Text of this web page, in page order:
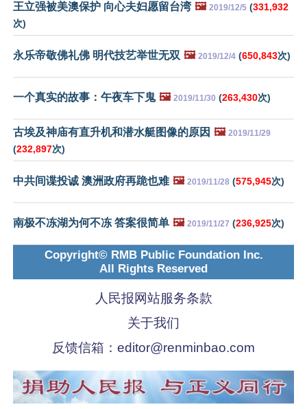
王立强被美澳保护 向心夫妇愿留台湾 🖼️ 2019/12/5 (331,932
次)
永乐帝敬佛礼佛 明代技艺举世无双 🖼️ 2019/12/4 (650,843次)
一个真实的故事：午夜车下鬼 🖼️ 2019/11/30 (263,430次)
古埃及神庙有直升机和潜水艇图像的原因 🖼️ 2019/11/29
(232,897次)
中共间谍投诚 澳洲政府再跪也难 🖼️ 2019/11/28 (575,945次)
南极不冻湖为何不冻 答案很简单 🖼️ 2019/11/27 (236,925次)
Copyright© RMB Public Foundation Inc.
All Rights Reserved
人民报网站服务条款
关于我们
反馈信箱： editor@renminbao.com